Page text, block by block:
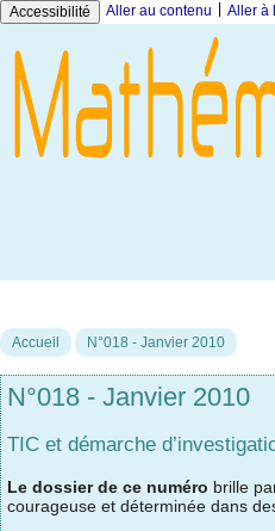
Accessibilité Aller au contenu Aller à
Accueil N°018 - Janvier 2010
N°018 - Janvier 2010
TIC et démarche
Le dossier de ce numéro brille
courageuse et déterminée dans